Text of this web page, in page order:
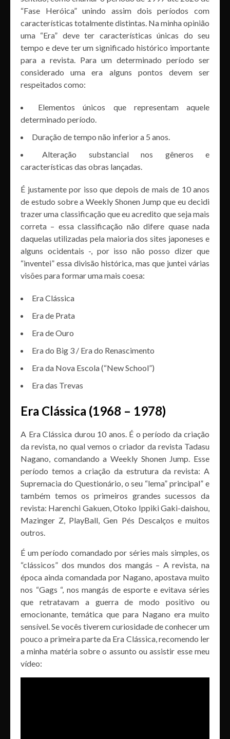
“Fase Heróica” unindo assim dois períodos com
características totalmente distintas. Na minha opinião
uma “Era” deve ter características únicas do seu
tempo e deve ter um significado histórico importante
para a revista. Para um determinado período ser
considerado uma era alguns pontos devem ser
respeitados como:
Elementos únicos que representam aquele
determinado período.
Duração de tempo não inferior a 5 anos.
Alteração substancial nos gêneros e
características das obras lançadas.
É justamente por isso que depois de mais de 10 anos
de estudo sobre a Weekly Shonen Jump que eu decidi
trazer uma classificação que eu acredito que seja mais
correta – essa classificação não difere quase nada
daquelas utilizadas pela maioria dos sites japoneses e
alguns ocidentais -, por isso não posso dizer que
“inventei” essa divisão histórica, mas que juntei várias
visões para formar uma mais coesa:
Era Clássica
Era de Prata
Era de Ouro
Era do Big 3 / Era do Renascimento
Era da Nova Escola (“New School”)
Era das Trevas
Era Clássica (1968 – 1978)
A Era Clássica durou 10 anos. É o período da criação
da revista, no qual vemos o criador da revista Tadasu
Nagano, comandando a Weekly Shonen Jump. Esse
período temos a criação da estrutura da revista: A
Supremacia do Questionário, o seu “lema” principal” e
também temos os primeiros grandes sucessos da
revista: Harenchi Gakuen, Otoko Ippiki Gaki-daishou,
Mazinger Z, PlayBall, Gen Pés Descalços e muitos
outros.
É um período comandado por séries mais simples, os
“clássicos” dos mundos dos mangás – A revista, na
época ainda comandada por Nagano, apostava muito
nos “Gags “, nos mangás de esporte e evitava séries
que retratavam a guerra de modo positivo ou
emocionante, temática que para Nagano era muito
sensível. Se vocês tiverem curiosidade de conhecer um
pouco a primeira parte da Era Clássica, recomendo ler
a minha matéria sobre o assunto ou assistir esse meu
vídeo: